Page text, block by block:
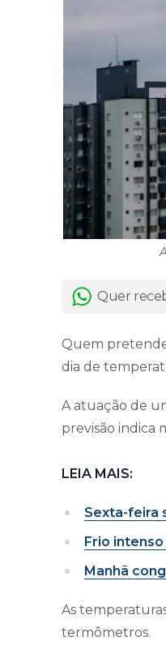
Quer
Quem
dia de
A atuação de
previsão indica
LEIA MAIS:
Sexta-feira
Frio
Manhã
As
termômetros.